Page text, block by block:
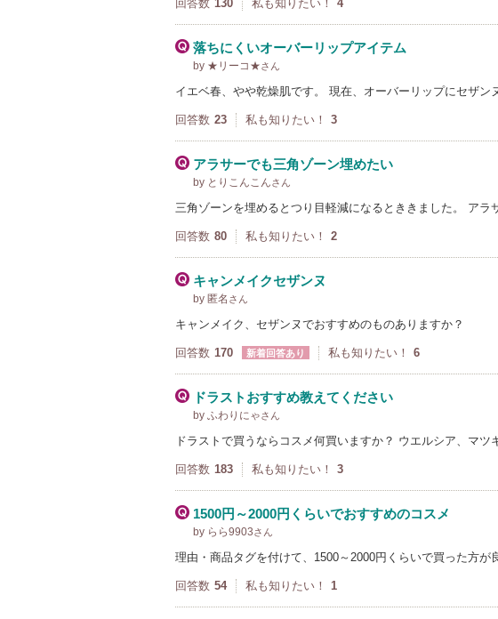
回答数 130 私も知りたい！ 4
落ちにくいオーバーリップアイテム
by ★リーコ★さん
イエベ春、やや乾燥肌です。 現在、オーバーリップにセザ
回答数 23 私も知りたい！ 3
アラサーでも三角ゾーン埋めたい
by とりこんこんさん
三角ゾーンを埋めるとつり目軽減になるとききました。 ア
回答数 80 私も知りたい！ 2
キャンメイクセザンヌ
by 匿名 さん
キャンメイク、セザンヌでおすすめのものありますか？
回答数 170 新着回答あり 私も知りたい！ 6
ドラストおすすめ教えてください
by ふわりにゃさん
ドラストで買うならコスメ何買いますか？ ウエルシア、マ
回答数 183 私も知りたい！ 3
1500円～2000円くらいでおすすめのコスメ
by らら9903さん
理由・商品タグを付けて、1500～2000円くらいで買った方
回答数 54 私も知りたい！ 1